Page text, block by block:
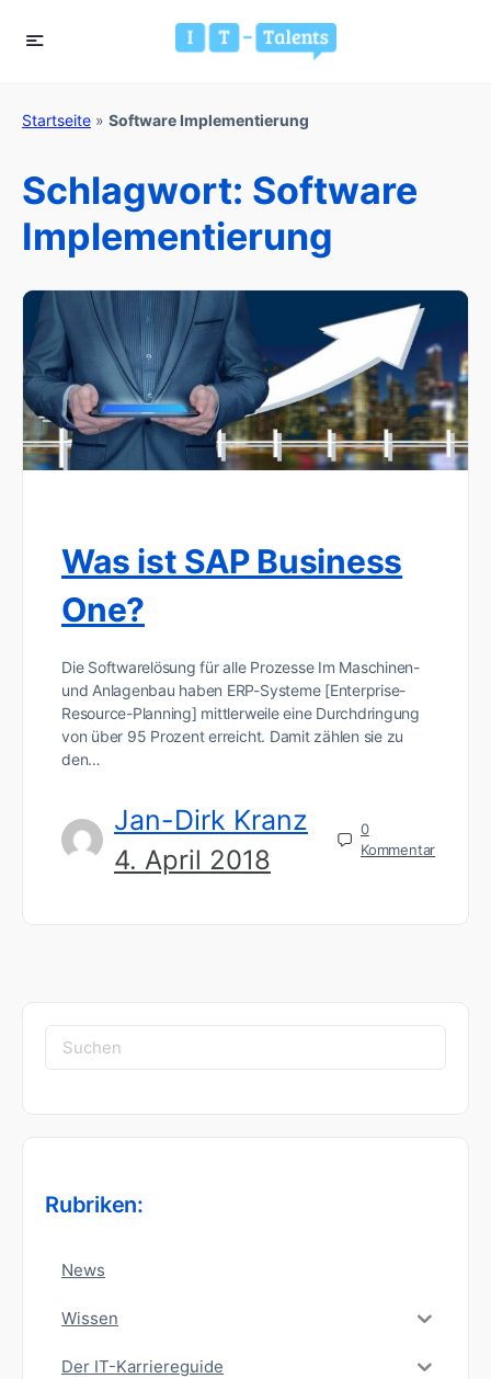
Startseite » Software Implementierung
Schlagwort: Software
Implementierung
Was ist SAP Business
One?
Die Softwarelösung für alle Prozesse Im Maschinen-
und Anlagenbau haben ERP-Systeme [Enterprise-
Resource-Planning] mittlerweile eine Durchdringung
von über 95 Prozent erreicht. Damit zählen sie zu
den…
Jan-Dirk Kranz
4. April 2018
0
Kommentar
Suchen
nach:
Rubriken:
News
Wissen
Der IT-Karriereguide